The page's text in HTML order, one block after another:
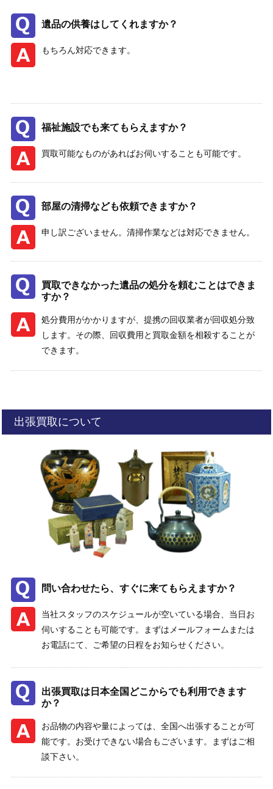
遺品の供養はしてくれますか？
もちろん対応できます。
福祉施設でも来てもらえますか？
買取可能なものがあればお伺いすることも可能です。
部屋の清掃なども依頼できますか？
申し訳ございません。清掃作業などは対応できません。
買取できなかった遺品の処分を頼むことはできま
すか？
処分費用がかかりますが、提携の回収業者が回収処分致
します。その際、回収費用と買取金額を相殺することが
できます。
出張買取について
問い合わせたら、すぐに来てもらえますか？
当社スタッフのスケジュールが空いている場合、当日お
伺いすることも可能です。まずはメールフォームまたは
お電話にて、ご希望の日程をお知らせください。
出張買取は日本全国どこからでも利用できます
か？
お品物の内容や量によっては、全国へ出張することが可
能です。お受けできない場合もございます。まずはご相
談下さい。